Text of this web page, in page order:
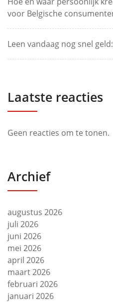
voor Belgische
Leen vandaag nog snel
Laatste reacties
Geen reacties om te tonen.
Archief
augustus 2026
juli 2026
juni 2026
mei 2026
april 2026
maart 2026
februari 2026
januari 2026